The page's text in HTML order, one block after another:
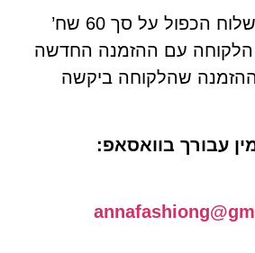
עלות המשלוח הכפול על סך 60 שח’
עם ההזמנה החדשה
שהלקוחה ביקשה
בוואסאפ: